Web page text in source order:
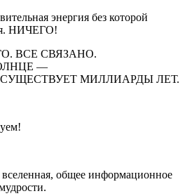
энергия без которой
НИЧЕГО!
ВСЕ СВЯЗАНО.
—
МИЛЛИАРДЫ ЛЕТ.
общее информационное